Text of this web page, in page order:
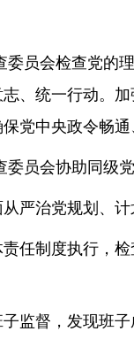
委员会检查党的
、统一行动。
党中央政令畅
委员会协助同级
从严治党规划、
责任制度执行，
子监督，发现班